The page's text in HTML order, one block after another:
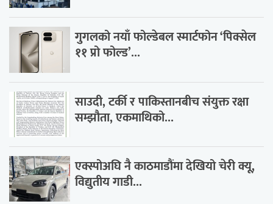
गुगलको नयाँ फोल्डेबल स्मार्टफोन ‘पिक्सेल
११ प्रो फोल्ड’...
साउदी, टर्की र पाकिस्तानबीच संयुक्त रक्षा
सम्झौता, एकमाथिको...
एक्स्पोअघि नै काठमाडौंमा देखियो चेरी क्यू,
विद्युतीय गाडी...